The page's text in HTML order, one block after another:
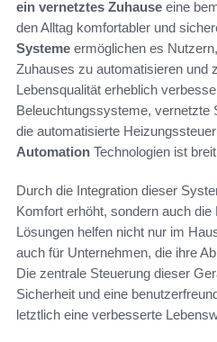
ein vernetztes Zuhause eine
den Alltag komfortabler und
Systeme ermöglichen es
Zuhauses zu automatisieren und
Lebensqualität erheblich
Beleuchtungssysteme, vernetzte
die automatisierte
Automation Technologien ist
Durch die Integration dieser
Komfort erhöht, sondern auch
Lösungen helfen nicht nur im
auch für Unternehmen, die ihre
Die zentrale Steuerung dieser
Sicherheit und eine
letztlich eine verbesserte